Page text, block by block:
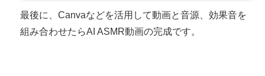
最後に、Canvaなどを活用して動画と音源、効果音を
組み合わせたらAI ASMR動画の完成です。